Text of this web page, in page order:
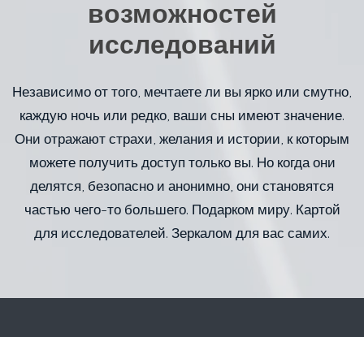
возможностей
исследований
Независимо от того, мечтаете ли вы ярко или смутно,
каждую ночь или редко, ваши сны имеют значение.
Они отражают страхи, желания и истории, к которым
можете получить доступ только вы. Но когда они
делятся, безопасно и анонимно, они становятся
частью чего-то большего. Подарком миру. Картой
для исследователей. Зеркалом для вас самих.